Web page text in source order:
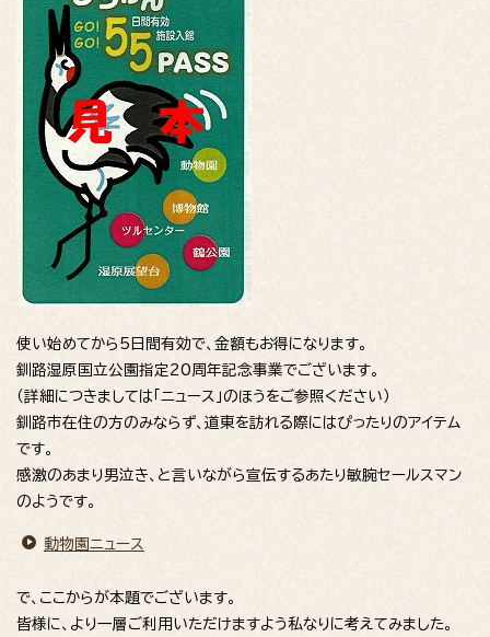
使い始めてから5日間有効で、金額もお得になります。
釧路湿原国立公園指定20周年記念事業でございます。
（詳細につきましては「ニュース」のほうをご参照ください）
釧路市在住の方のみならず、道東を訪れる際にはぴったりのアイテム
です。
感激のあまり男泣き、と言いながら宣伝するあたり敏腕セールスマン
のようです。
動物園ニュース
で、ここからが本題でございます。
皆様に、より一層ご利用いただけますよう私なりに考えてみました。